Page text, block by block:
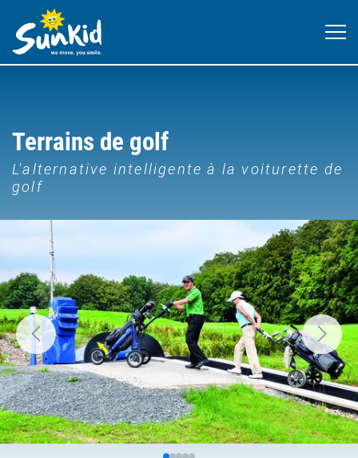
Terrains de golf
L'alternative intelligente à la voiturette de
golf